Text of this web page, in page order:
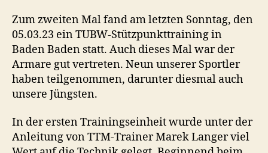
Zum zweiten Mal fand am letzten Sonntag, den
05.03.23 ein TUBW-Stützpunkttraining in
Baden Baden statt. Auch dieses Mal war der
Armare gut vertreten. Neun unserer Sportler
haben teilgenommen, darunter diesmal auch
unsere Jüngsten.
In der ersten Trainingseinheit wurde unter der
Anleitung von TTM-Trainer Marek Langer viel